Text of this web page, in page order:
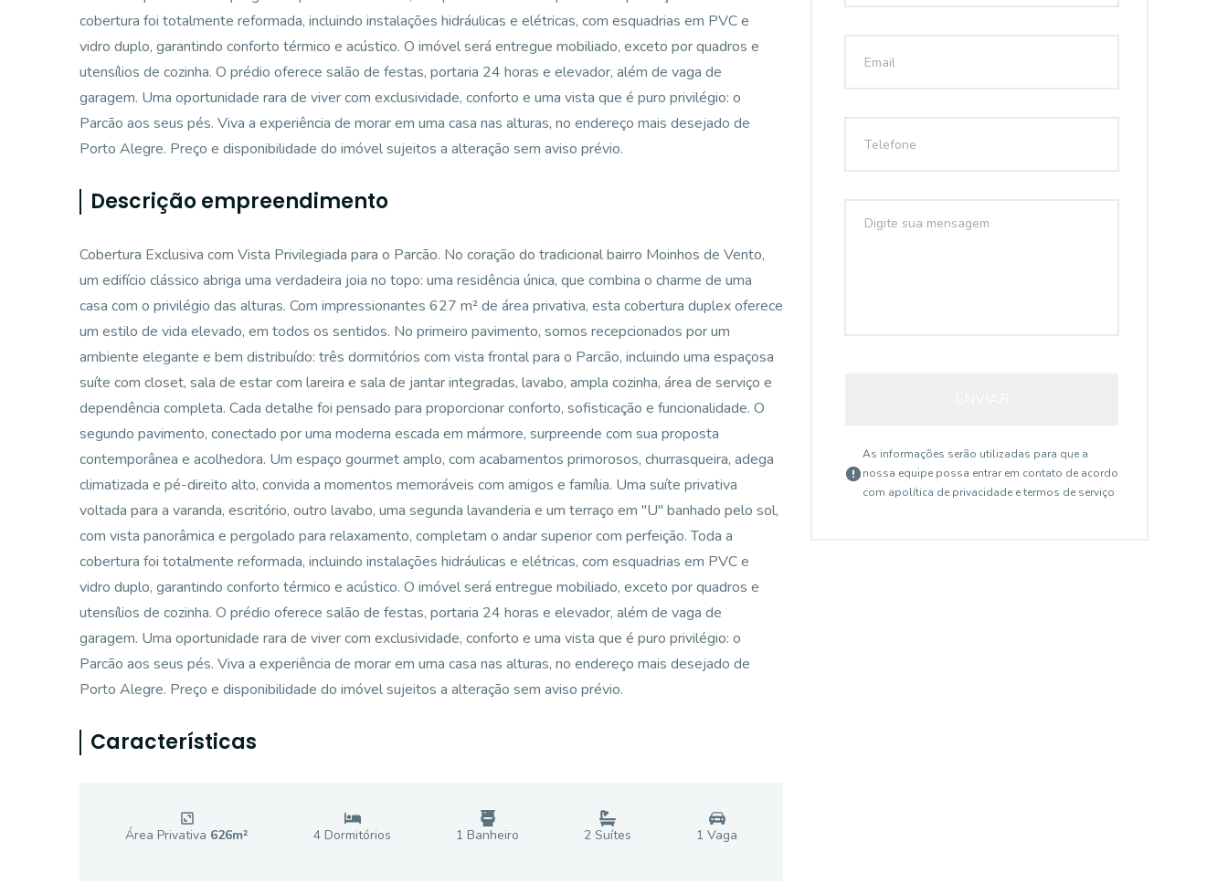
cobertura foi totalmente reformada, incluindo instalações hidráulicas e elétricas, com esquadrias em PVC e
vidro duplo, garantindo conforto térmico e acústico. O imóvel será entregue mobiliado, exceto por quadros e
utensílios de cozinha. O prédio oferece salão de festas, portaria 24 horas e elevador, além de vaga de
garagem. Uma oportunidade rara de viver com exclusividade, conforto e uma vista que é puro privilégio: o
Parcão aos seus pés. Viva a experiência de morar em uma casa nas alturas, no endereço mais desejado de
Porto Alegre. Preço e disponibilidade do imóvel sujeitos a alteração sem aviso prévio.
Descrição empreendimento
Cobertura Exclusiva com Vista Privilegiada para o Parcão. No coração do tradicional bairro Moinhos de Vento,
um edifício clássico abriga uma verdadeira joia no topo: uma residência única, que combina o charme de uma
casa com o privilégio das alturas. Com impressionantes 627 m² de área privativa, esta cobertura duplex oferece
um estilo de vida elevado, em todos os sentidos. No primeiro pavimento, somos recepcionados por um
ambiente elegante e bem distribuído: três dormitórios com vista frontal para o Parcão, incluindo uma espaçosa
suíte com closet, sala de estar com lareira e sala de jantar integradas, lavabo, ampla cozinha, área de serviço e
dependência completa. Cada detalhe foi pensado para proporcionar conforto, sofisticação e funcionalidade. O
segundo pavimento, conectado por uma moderna escada em mármore, surpreende com sua proposta
contemporânea e acolhedora. Um espaço gourmet amplo, com acabamentos primorosos, churrasqueira, adega
climatizada e pé-direito alto, convida a momentos memoráveis com amigos e família. Uma suíte privativa
voltada para a varanda, escritório, outro lavabo, uma segunda lavanderia e um terraço em "U" banhado pelo sol,
com vista panorâmica e pergolado para relaxamento, completam o andar superior com perfeição. Toda a
cobertura foi totalmente reformada, incluindo instalações hidráulicas e elétricas, com esquadrias em PVC e
vidro duplo, garantindo conforto térmico e acústico. O imóvel será entregue mobiliado, exceto por quadros e
utensílios de cozinha. O prédio oferece salão de festas, portaria 24 horas e elevador, além de vaga de
garagem. Uma oportunidade rara de viver com exclusividade, conforto e uma vista que é puro privilégio: o
Parcão aos seus pés. Viva a experiência de morar em uma casa nas alturas, no endereço mais desejado de
Porto Alegre. Preço e disponibilidade do imóvel sujeitos a alteração sem aviso prévio.
Características
Área Privativa 626m² 4 Dormitórios 1 Banheiro 2 Suítes 1 Vaga
As informações serão utilizadas para que a
nossa equipe possa entrar em contato de acordo
com apolítica de privacidade e termos de serviço